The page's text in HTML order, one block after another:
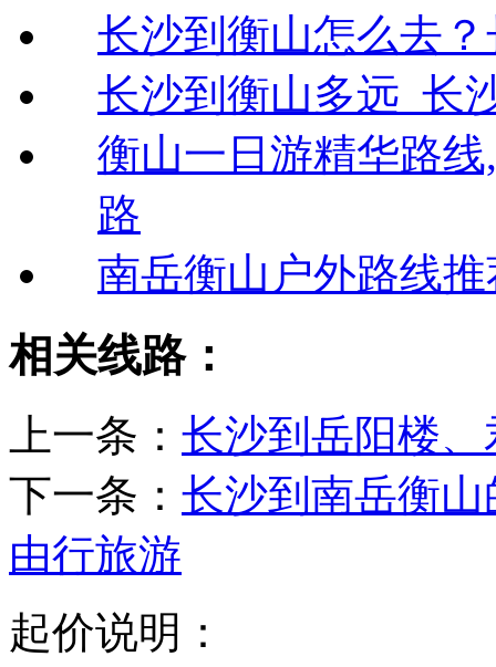
长沙到衡山怎么去
长沙到衡山多远_长
衡山一日游精华路
路
南岳衡山户外路线推
相关线路：
上一条： 长沙到岳阳楼
下一条： 长沙到南岳衡
由行旅游
起价说明：